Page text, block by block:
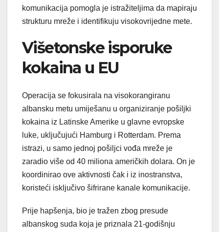
komunikacija pomogla je istražiteljima da mapiraju
strukturu mreže i identifikuju visokovrijedne mete.
Višetonske isporuke
kokaina u EU
Operacija se fokusirala na visokorangiranu
albansku metu umiješanu u organiziranje pošiljki
kokaina iz Latinske Amerike u glavne evropske
luke, uključujući Hamburg i Rotterdam. Prema
istrazi, u samo jednoj pošiljci vođa mreže je
zaradio više od 40 miliona američkih dolara. On je
koordinirao ove aktivnosti čak i iz inostranstva,
koristeći isključivo šifrirane kanale komunikacije.
Prije hapšenja, bio je tražen zbog presude
albanskog suda koja je priznala 21-godišnju